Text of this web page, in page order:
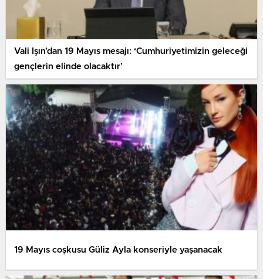
Vali Işın’dan 19 Mayıs mesajı: ‘Cumhuriyetimizin geleceği
gençlerin elinde olacaktır’
19 Mayıs coşkusu Güliz Ayla konseriyle yaşanacak